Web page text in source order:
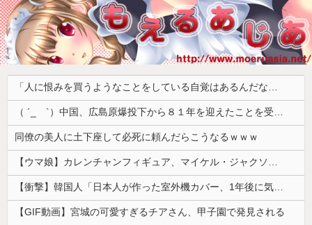
「人に恨みを買うようなことをしている自覚はあるんだな」と高市首相を嘲笑った左派、平和記念式典での演説にケチを付けるも……
（ ´_ゝ`）中国、広島原爆投下から８１年を迎えたことを受け「日本は原爆被害者の立場で同情を買おうとするのを止めろ」
同僚の美人に土下座して必死に頼んだらこうなるｗｗｗ
【ウマ娘】カレンチャンフィギュア、マイケル・ジャクソンみたいになってしまう
【衝撃】韓国人「日本人が作った室外機カバー、1年後に気づく」
【GIF動画】宮城の可愛すぎるチアさん、甲子園で発見される